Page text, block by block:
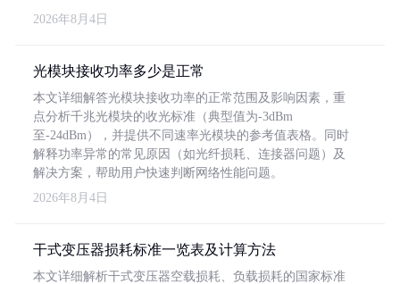
2026年8月4日
光模块接收功率多少是正常
本文详细解答光模块接收功率的正常范围及影响因素，重
点分析千兆光模块的收光标准（典型值为-3dBm
至-24dBm），并提供不同速率光模块的参考值表格。同时
解释功率异常的常见原因（如光纤损耗、连接器问题）及
解决方案，帮助用户快速判断网络性能问题。
2026年8月4日
干式变压器损耗标准一览表及计算方法
本文详细解析干式变压器空载损耗、负载损耗的国家标准